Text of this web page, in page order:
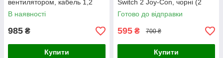
вентилятором, кабель 1,2
м,10,83 А,
В наявності
985 ₴
Купити
Switch 2 Joy-Con, чорні (2
шт.)
Готово до відправки
595 ₴ 700 ₴
Купити